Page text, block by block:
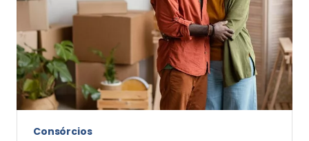
Consórcios